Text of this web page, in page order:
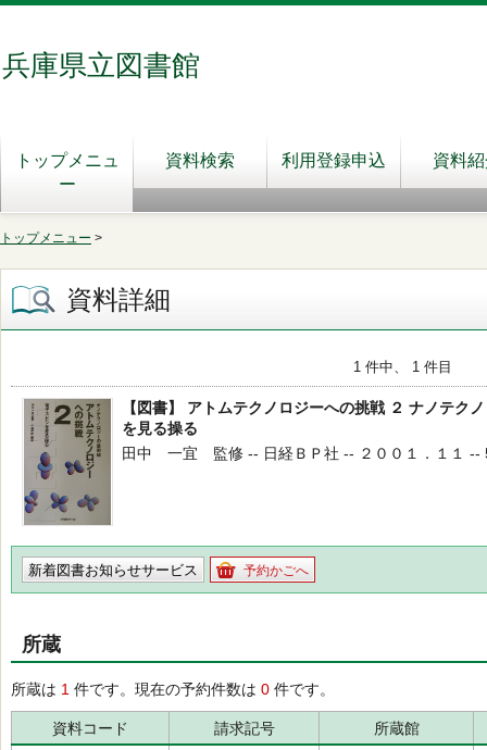
兵庫県立図書館
トップメニュ
ー
資料検索 利用登録申込 資料
トップメニュー >
資料詳細
1 件中、 1 件目
【図書】 アトムテクノロジーへの挑戦 ２ ナノテク
を見る操る
田中 一宜 監修 -- 日経ＢＰ社 -- ２００１．１１ --
新着図書お知らせサービス 予約かごへ
所蔵
所蔵は 1 件です。現在の予約件数は 0 件です。
資料コード 請求記号
所蔵館